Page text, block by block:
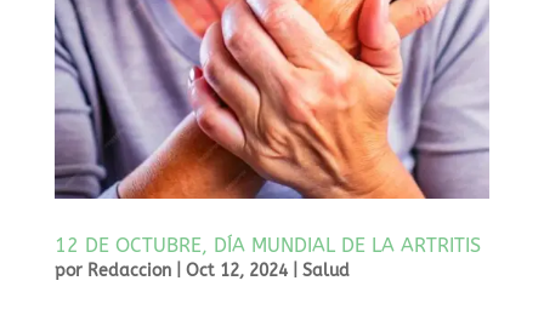
12 DE OCTUBRE, DÍA MUNDIAL DE LA ARTRITIS
por Redaccion| Oct 12, 2024| Salud